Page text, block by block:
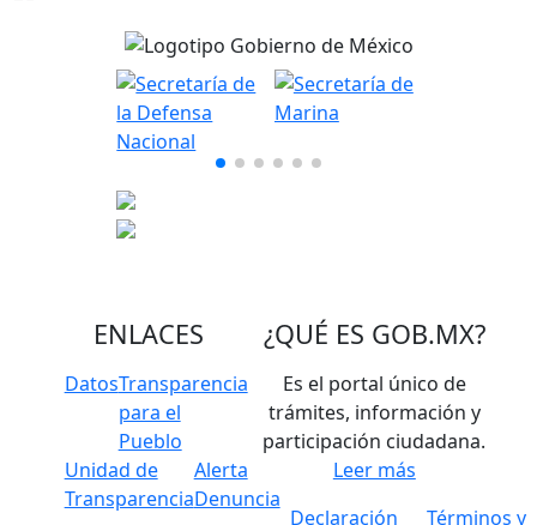
ENLACES
DatosTransparencia
para el
Pueblo
Unidad de
Transparencia
Alerta
Denuncia
¿QUÉ ES GOB.MX?
Es el portal único de
trámites, información y
participación ciudadana.
Leer más
Declaración
Términos y